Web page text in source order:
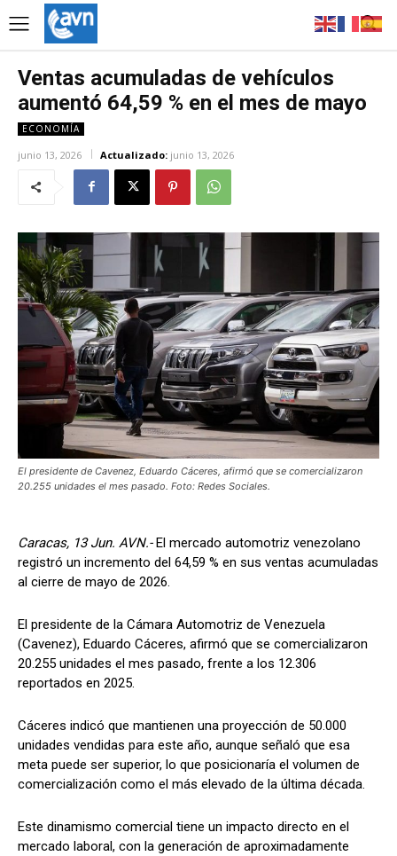
Ventas acumuladas de vehículos
aumentó 64,59 % en el mes de mayo
ECONOMÍA
junio 13, 2026 Actualizado: junio 13, 2026
El presidente de Cavenez, Eduardo Cáceres, afirmó que se comercializaron
20.255 unidades el mes pasado. Foto: Redes Sociales.
Caracas, 13 Jun. AVN.-El mercado automotriz venezolano
registró un incremento del 64,59 % en sus ventas acumuladas
al cierre de mayo de 2026.
El presidente de la Cámara Automotriz de Venezuela
(Cavenez), Eduardo Cáceres, afirmó que se comercializaron
20.255 unidades el mes pasado, frente a los 12.306
reportados en 2025.
Cáceres indicó que mantienen una proyección de 50.000
unidades vendidas para este año, aunque señaló que esa
meta puede ser superior, lo que posicionaría el volumen de
comercialización como el más elevado de la última década.
Este dinamismo comercial tiene un impacto directo en el
mercado laboral, con la generación de aproximadamente